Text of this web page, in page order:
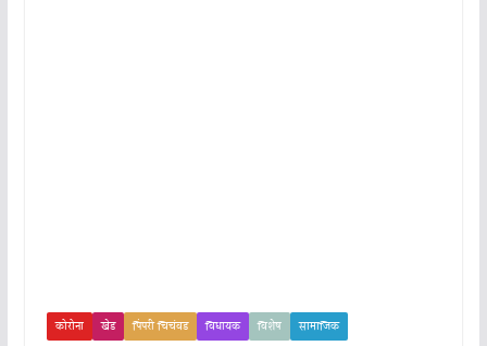
कोरोना खेड पिंपरी चिचंवड विधायक विशेष सामाजिक